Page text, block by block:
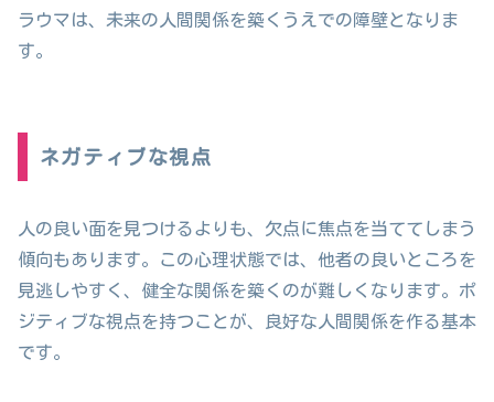
ラウマは、未来の人間関係を築くうえでの障壁となりま
す。
ネガティブな視点
人の良い面を見つけるよりも、欠点に焦点を当ててしまう
傾向もあります。この心理状態では、他者の良いところを
見逃しやすく、健全な関係を築くのが難しくなります。ポ
ジティブな視点を持つことが、良好な人間関係を作る基本
です。